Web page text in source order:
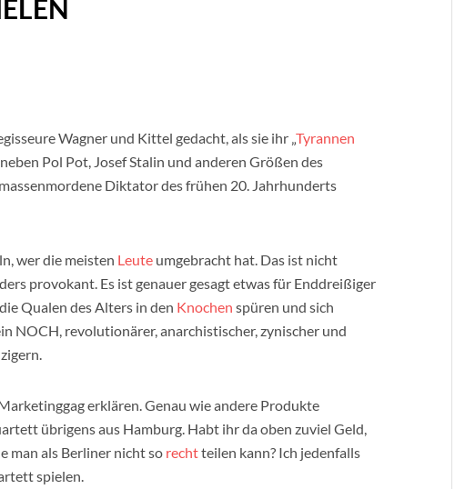
Wagner und Kittel gedacht, als sie ihr „Tyrannen
Pol Pot, Josef Stalin und anderen Größen des
Diktator des frühen 20. Jahrhunderts
wer die meisten Leute umgebracht hat. Das ist nicht
provokant. Es ist genauer gesagt etwas für Enddreißiger
Qualen des Alters in den Knochen spüren und sich
NOCH, revolutionärer, anarchistischer, zynischer und
erklären. Genau wie andere Produkte
übrigens aus Hamburg. Habt ihr da oben zuviel Geld,
man als Berliner nicht so rechtteilen kann? Ich jedenfalls
spielen.